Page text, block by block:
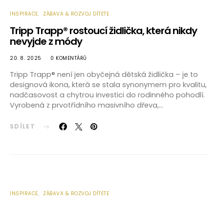
INSPIRACE ZÁBAVA & ROZVOJ DÍTĚTE
Tripp Trapp® rostoucí židlička, která nikdy
nevyjde z módy
20. 8. 2025 0 KOMENTÁŘŮ
Tripp Trapp® není jen obyčejná dětská židlička – je to
designová ikona, která se stala synonymem pro kvalitu,
nadčasovost a chytrou investici do rodinného pohodlí.
Vyrobená z prvotřídního masivního dřeva,…
SDÍLET
INSPIRACE ZÁBAVA & ROZVOJ DÍTĚTE